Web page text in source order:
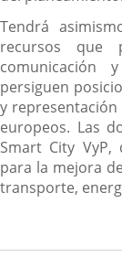
Tendrá
recursos que
comunicación
persiguen
y
europeos. Las
Smart City
para la mejora
transporte,